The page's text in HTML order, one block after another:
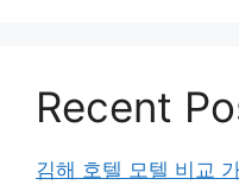
Recent
김해 호텔 모텔 비교